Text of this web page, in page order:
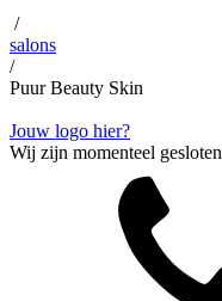
/
salons
/
Puur Beauty Skin
Jouw logo hier?
Wij zijn momenteel gesloten